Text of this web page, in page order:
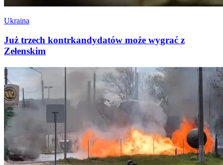
Ukraina
Już trzech kontrkandydatów może wygrać z
Zełenskim